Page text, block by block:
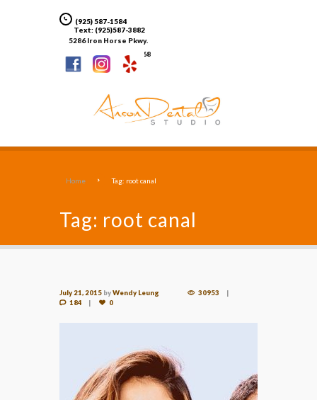
(925) 587-1584
Text: (925)587-3882
5286 Iron Horse Pkwy.
Suite A Dublin, CA 94568
Home Tag: root canal
Tag: root canal
July 21, 2015 byWendy Leung
30953
184
0